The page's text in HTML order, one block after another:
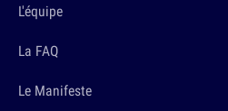
L'équipe
La FAQ
Le Manifeste